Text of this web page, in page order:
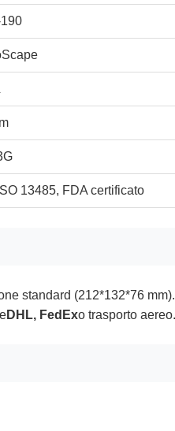
13485, FDA certificato
standard (212*132*76 mm).
DHL, FedExo trasporto aereo.